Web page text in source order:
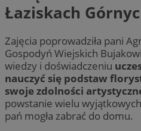
Łaziskach
Zajęcia poprowadziła pani
Gospodyń Wiejskich
wiedzy i doświadczeniu
nauczyć się podstaw
swoje zdolności
powstanie wielu
pań mogła zabrać do domu.